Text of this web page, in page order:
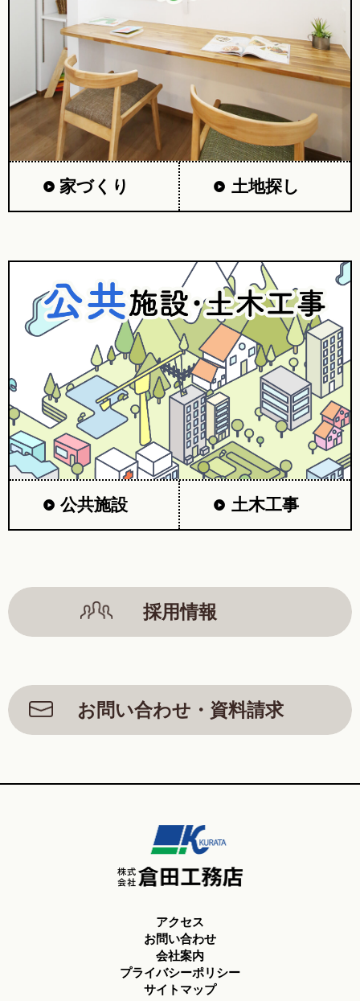
家づくり 土地探し
公共施設 土木工事
採用情報
お問い合わせ・資料請求
アクセス
お問い合わせ
会社案内
プライバシーポリシー
サイトマップ